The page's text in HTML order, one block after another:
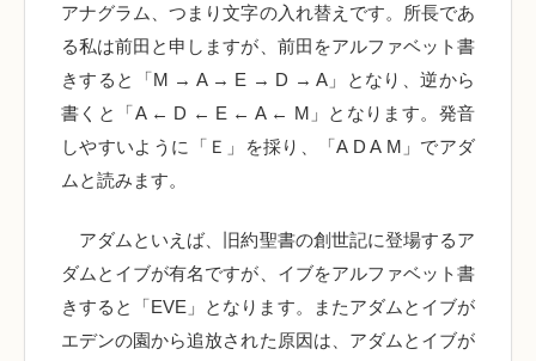
アナグラム、つまり文字の入れ替えです。所長であ
る私は前田と申しますが、前田をアルファベット書
きすると「M → A → E → D → A」となり、逆から
書くと「A ← D ← E ← A ← M」となります。発音
しやすいように「Ｅ」を採り、「A D A M」でアダ
ムと読みます。
アダムといえば、旧約聖書の創世記に登場するア
ダムとイブが有名ですが、イブをアルファベット書
きすると「EVE」となります。またアダムとイブが
エデンの園から追放された原因は、アダムとイブが